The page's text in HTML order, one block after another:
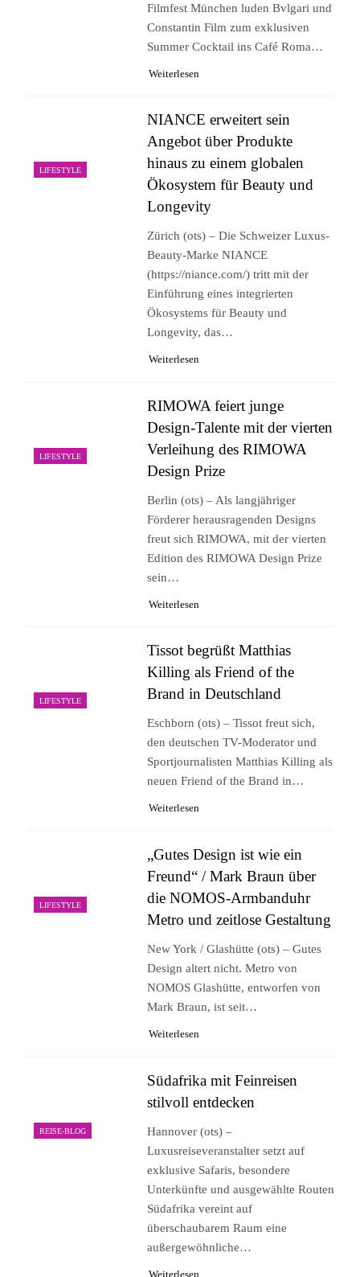
Filmfest München luden Bvlgari und
Constantin Film zum exklusiven
Summer Cocktail ins Café Roma…
Weiterlesen
LIFESTYLE
NIANCE erweitert sein
Angebot über Produkte
hinaus zu einem globalen
Ökosystem für Beauty und
Longevity
Zürich (ots) – Die Schweizer Luxus-
Beauty-Marke NIANCE
(https://niance.com/) tritt mit der
Einführung eines integrierten
Ökosystems für Beauty und
Longevity, das…
Weiterlesen
LIFESTYLE
RIMOWA feiert junge
Design-Talente mit der vierten
Verleihung des RIMOWA
Design Prize
Berlin (ots) – Als langjähriger
Förderer herausragenden Designs
freut sich RIMOWA, mit der vierten
Edition des RIMOWA Design Prize
sein…
Weiterlesen
LIFESTYLE
Tissot begrüßt Matthias
Killing als Friend of the
Brand in Deutschland
Eschborn (ots) – Tissot freut sich,
den deutschen TV-Moderator und
Sportjournalisten Matthias Killing als
neuen Friend of the Brand in…
Weiterlesen
LIFESTYLE
„Gutes Design ist wie ein
Freund“ / Mark Braun über
die NOMOS-Armbanduhr
Metro und zeitlose Gestaltung
New York / Glashütte (ots) – Gutes
Design altert nicht. Metro von
NOMOS Glashütte, entworfen von
Mark Braun, ist seit…
Weiterlesen
REISE-BLOG
Südafrika mit Feinreisen
stilvoll entdecken
Hannover (ots) –
Luxusreiseveranstalter setzt auf
exklusive Safaris, besondere
Unterkünfte und ausgewählte Routen
Südafrika vereint auf
überschaubarem Raum eine
außergewöhnliche…
Weiterlesen